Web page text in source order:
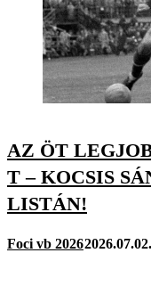
AZ ÖT
T – KOCSIS
LISTÁN!
Foci vb 2026